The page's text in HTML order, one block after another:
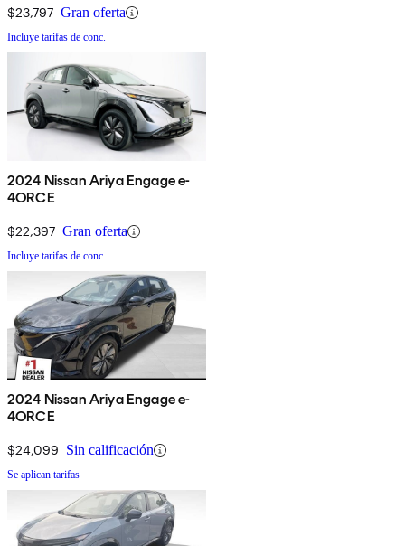
$23,797 Gran oferta
Incluye tarifas de conc.
2024 Nissan Ariya Engage e-
4ORCE
$22,397 Gran oferta
Incluye tarifas de conc.
2024 Nissan Ariya Engage e-
4ORCE
$24,099 Sin calificación
Se aplican tarifas